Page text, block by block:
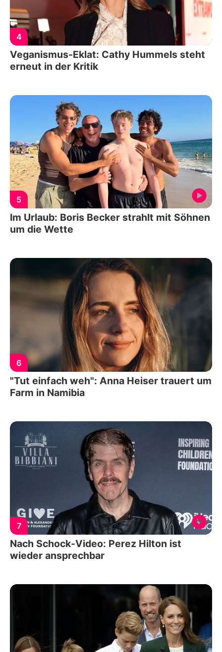
4
Veganismus-Eklat: Cathy Hummels steht
erneut in der Kritik
5
Im Urlaub: Boris Becker strahlt mit Söhnen
um die Wette
6
"Tut einfach weh": Anna Heiser trauert um
Farm in Namibia
7
Nach Schock-Video: Perez Hilton ist
wieder ansprechbar